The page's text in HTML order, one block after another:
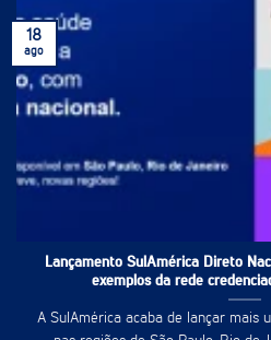
Lançamento SulAmérica Direto
exemplos da rede
A SulAmérica acaba de lançar mais
18
ago